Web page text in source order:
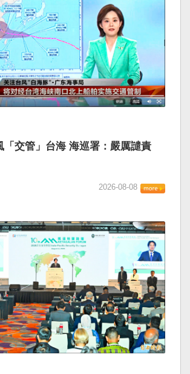
「交管」台海 海巡署：嚴厲譴責
2026-08-08